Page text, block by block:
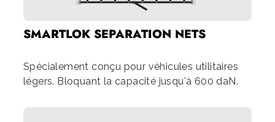
SMARTLOK SEPARATION NETS
Spécialement conçu pour véhicules utilitaires
légers. Bloquant la capacité jusqu'à 600 daN.